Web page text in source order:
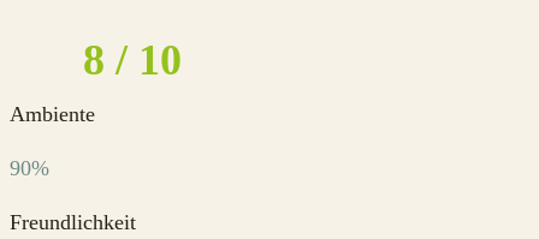
8
Ambiente
90%
Freundlichkeit